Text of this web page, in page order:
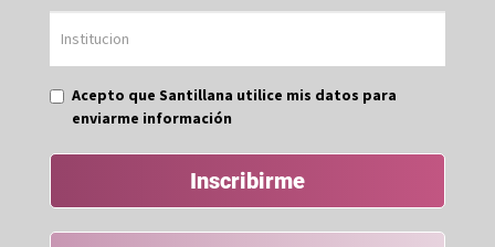
Acepto que Santillana utilice mis datos para
enviarme información
Inscribirme